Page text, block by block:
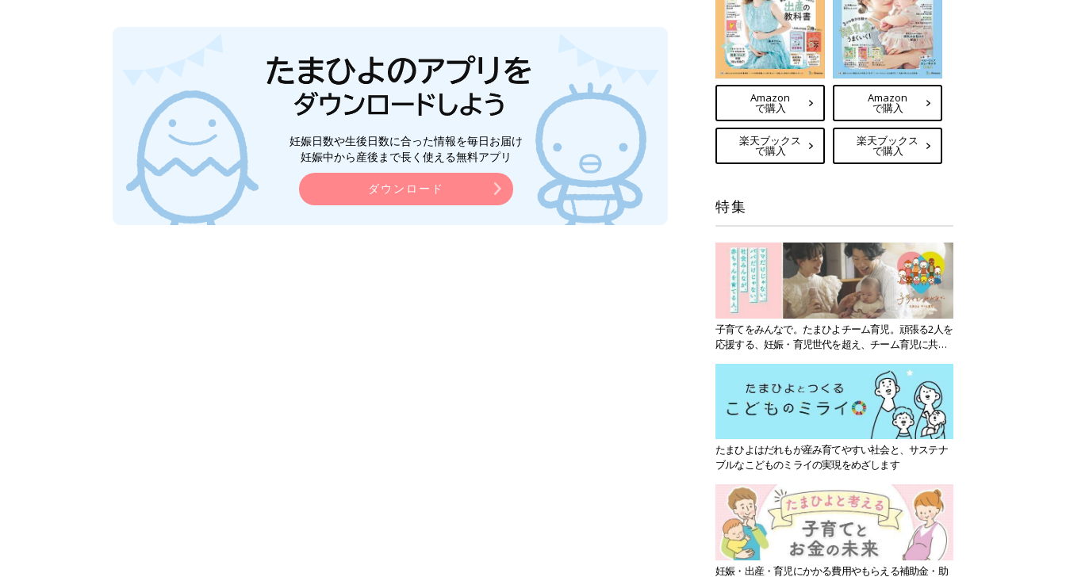
妊娠日数や生後日数に合った情報を毎日お届け
妊娠中から産後まで長く使える無料アプリ
ダウンロード
Amazon
で購入
楽天ブックス
で購入
Amazon
で購入
楽天ブックス
で購入
特集
子育てをみんなで。たまひよチーム育児。頑張る2人を
応援する、妊娠・育児世代を超え、チーム育児に共感
たまひよはだれもが産み育てやすい社会と、サステナ
ブルなこどものミライの実現をめざします
妊娠・出産・育児にかかる費用やもらえる補助金・助